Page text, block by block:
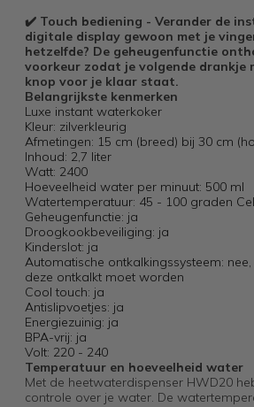
✔️ Touch bediening - Verander de
digitale display gewoon met je
hetzelfde? De geheugenfunctie
voorkeur zodat je volgende drankje
knop voor je klaar staat.
Belangrijkste kenmerken
Luxe instant waterkoker
Kleur: zilverkleurig
Afmetingen: 15 cm (breed) bij 30 cm
Inhoud: 2,7 liter
Watt: 2400
Hoeveelheid water per minuut: 500 ml
Watertemperatuur: 45 - 100 graden
Geheugenfunctie: ja
Droogkookbeveiliging: ja
Kinderslot: ja
Automatische ontkalkingssysteem:
deze ontkalkt moet worden
Cool touch: ja
Antislipvoetjes: ja
Energiezuinig: ja
BPA-vrij: ja
Volt: 220 - 240
Temperatuur en hoeveelheid water
Met de heetwaterdispenser HWD20
controle over je water. De